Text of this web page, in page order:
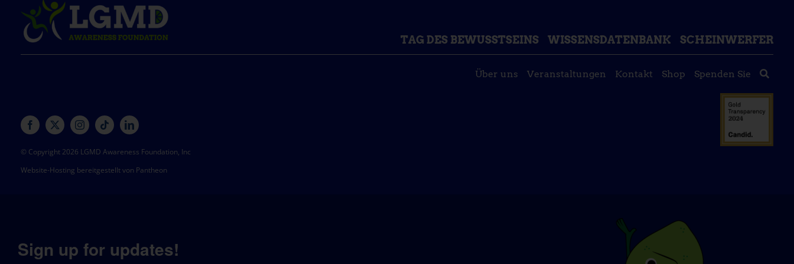
TAG DES BEWUSSTSEINS WISSENSDATENBANK SCHEINWERFER
Über uns Veranstaltungen Kontakt Shop Spenden Sie
© Copyright 2026 LGMD Awareness Foundation, Inc
Website-Hosting bereitgestellt von Pantheon
Sign up for updates!